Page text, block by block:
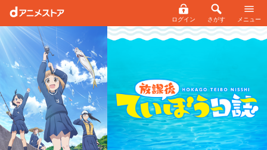
ログイン さがす メニュー